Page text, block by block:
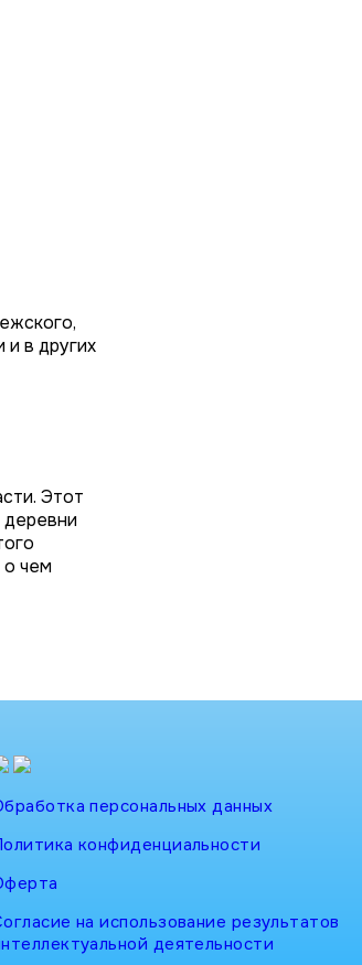
в других
Этот
о чем
персональных данных
конфиденциальности
на использование результатов
деятельности